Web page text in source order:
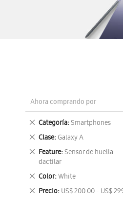
Ahora comprando por
Categoría Smartphones
Eliminar
este
artículo
Clase Galaxy A
Eliminar
este
artículo
Feature Sensor de huella
dactilar
Eliminar
este
artículo
Color White
Eliminar
este
artículo
Precio US$ 200.00 - US$
Eliminar